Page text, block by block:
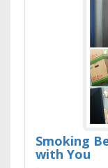
Smoking
with You